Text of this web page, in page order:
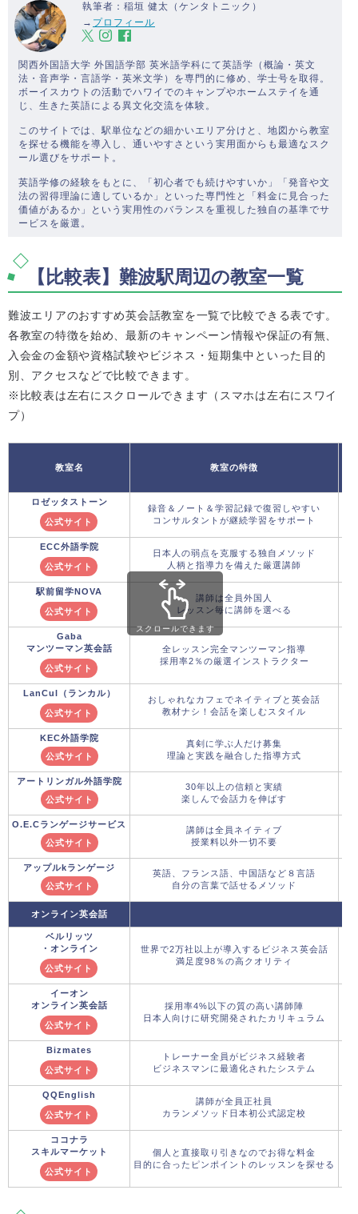
執筆者：稲垣 健太（ケンタトニック）
→ プロフィール
関西外国語大学 外国語学部 英米語学科にて英語学（概論・英文
法・音声学・言語学・英米文学）を専門的に修め、学士号を取得。
ボーイスカウトの活動でハワイでのキャンプやホームステイを通
じ、生きた英語による異文化交流を体験。
このサイトでは、駅単位などの細かいエリア分けと、地図から教室
を探せる機能を導入し、通いやすさという実用面からも最適なスク
ール選びをサポート。
英語学修の経験をもとに、「初心者でも続けやすいか」「発音や文
法の習得理論に適しているか」といった専門性と「料金に見合った
価値があるか」という実用性のバランスを重視した独自の基準でサ
ービスを厳選。
【比較表】難波駅周辺の教室一覧
難波エリアのおすすめ英会話教室を一覧で比較できる表です。
各教室の特徴を始め、最新のキャンペーン情報や保証の有無、
入会金の金額や資格試験やビジネス・短期集中といった目的
別、アクセスなどで比較できます。
※比較表は左右にスクロールできます（スマホは左右にスワイ
プ）
教室名 教室の特徴
ロゼッタストーン
公式サイト
録音＆ノート＆学習記録で復習しやすい
コンサルタントが継続学習をサポート
ECC外語学院
公式サイト
日本人の弱点を克服する独自メソッド
人柄と指導力を備えた厳選講師
駅前留学NOVA
公式サイト
講師は全員外国人
レッスン毎に講師を選べる
Gaba
マンツーマン英会話
公式サイト
全レッスン完全マンツーマン指導
採用率2％の厳選インストラクター
LanCul（ランカル）
公式サイト
おしゃれなカフェでネイティブと英会話
教材ナシ！会話を楽しむスタイル
KEC外語学院
公式サイト
真剣に学ぶ人だけ募集
理論と実践を融合した指導方式
アートリンガル外語学院
公式サイト
30年以上の信頼と実績
楽しんで会話力を伸ばす
O.E.Cランゲージサービス
公式サイト
講師は全員ネイティブ
授業料以外一切不要
アップルkランゲージ
公式サイト
英語、フランス語、中国語など８言語
自分の言葉で話せるメソッド
オンライン英会話
ベルリッツ
・オンライン
公式サイト
世界で2万社以上が導入するビジネス英会話
満足度98％の高クオリティ
イーオン
オンライン英会話
公式サイト
採用率4%以下の質の高い講師陣
日本人向けに研究開発されたカリキュラム
Bizmates
公式サイト
トレーナー全員がビジネス経験者
ビジネスマンに最適化されたシステム
QQEnglish
公式サイト
講師が全員正社員
カランメソッド日本初公式認定校
ココナラ
スキルマーケット
公式サイト
個人と直接取り引きなのでお得な料金
目的に合ったピンポイントのレッスンを探せる
スクロールできます